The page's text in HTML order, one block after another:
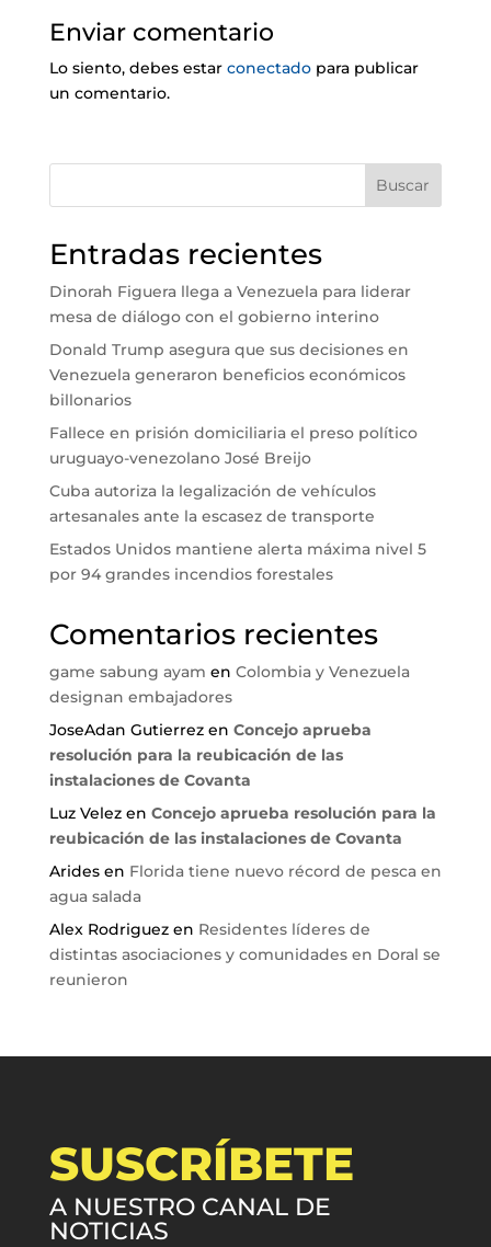
Enviar comentario
Lo siento, debes estar conectadopara publicar
un comentario.
Buscar
Entradas recientes
Dinorah Figuera llega a Venezuela para liderar
mesa de diálogo con el gobierno interino
Donald Trump asegura que sus decisiones en
Venezuela generaron beneficios económicos
billonarios
Fallece en prisión domiciliaria el preso político
uruguayo-venezolano José Breijo
Cuba autoriza la legalización de vehículos
artesanales ante la escasez de transporte
Estados Unidos mantiene alerta máxima nivel 5
por 94 grandes incendios forestales
Comentarios recientes
game sabung ayam en Colombia y Venezuela
designan embajadores
JoseAdan Gutierrezen Concejo aprueba
resolución para la reubicación de las
instalaciones de Covanta
Luz Velezen Concejo aprueba resolución para la
reubicación de las instalaciones de Covanta
Aridesen Florida tiene nuevo récord de pesca en
agua salada
Alex Rodriguezen Residentes líderes de
distintas asociaciones y comunidades en Doral se
reunieron
SUSCRÍBETE
A NUESTRO CANAL DE
NOTICIAS